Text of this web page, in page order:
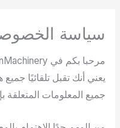
سياسة
يعني أنك تقبل تلقائيًا
جميع المعلومات المتعلقة